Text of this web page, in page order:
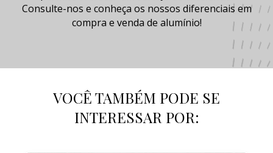
Consulte-nos e conheça os nossos diferenciais em
compra e venda de alumínio!
VOCÊ TAMBÉM PODE SE
INTERESSAR POR: